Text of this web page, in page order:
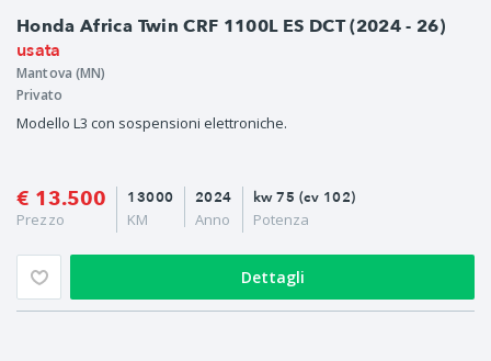
Honda Africa Twin CRF 1100L ES DCT (2024 - 26)
usata
Mantova (MN)
Privato
Modello L3 con sospensioni elettroniche.
€ 13.500
Prezzo
2024
Anno
13000
KM
kw 75 (cv 102)
Potenza
Dettagli